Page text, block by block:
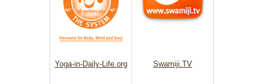
Yoga-in-Daily-Life.org Swamiji.TV